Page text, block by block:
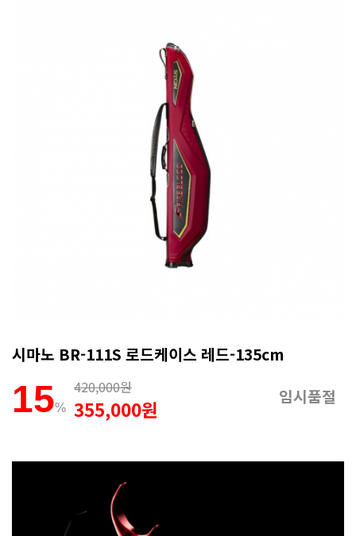
시마노 BR-111S 로드케이스 레드-135cm
15%
임시품절
420,000원
355,000원